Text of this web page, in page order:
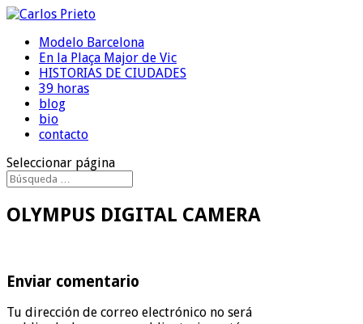
Modelo Barcelona
En la Plaça Major de Vic
HISTORIAS DE CIUDADES
39 horas
blog
bio
contacto
Seleccionar página
OLYMPUS DIGITAL CAMERA
Enviar comentario
Tu dirección de correo electrónico no será